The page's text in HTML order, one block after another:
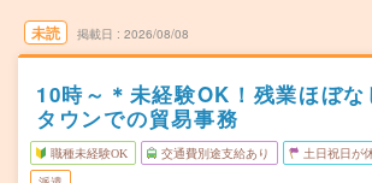
未読 掲載日 2026/08/08
10時～＊未経験OK！残業ほぼ
タウンでの貿易事務
職種未経験OK 交通費別途支給あり 土日祝日が